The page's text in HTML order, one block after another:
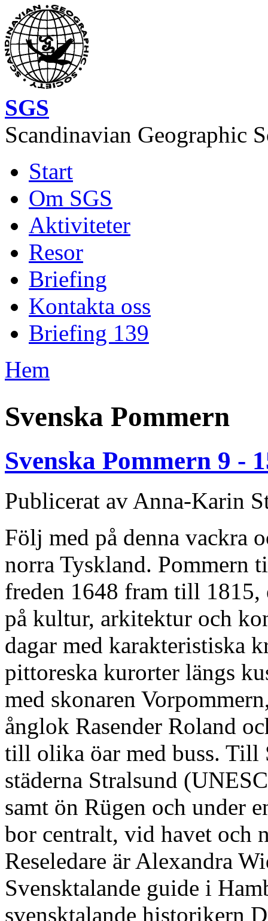
Hoppa till huvudinnehåll
SGS
Scandinavian Geographic
Image of the month
Huvudmeny
Start
Om SGS
Aktiviteter
Resor
Briefing
Kontakta oss
Briefing 139
Du är här
Hem
Svenska Pommern
Svenska Pommern 9 -
Publicerat av Anna-Karin
Följ med på denna vackra
norra Tyskland. Pommern
freden 1648 fram till 1815,
på kultur, arkitektur och
dagar med karakteristiska
pittoreska kurorter längs
med skonaren
ånglok Rasender Roland
till olika öar med buss. Till
städerna Stralsund
samt ön Rügen och under
bor centralt, vid havet och
Reseledare är Alexandra
Svensktalande guide i
svensktalande historikern